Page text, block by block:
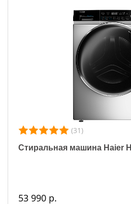
(31)
Стиральная машина Haier
53 990 р.